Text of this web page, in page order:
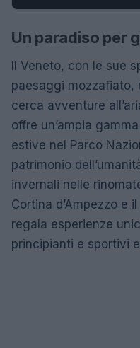
Un paradiso per
Il Veneto, con le sue
paesaggi mozzafiato,
cerca avventure
offre un’ampia
estive nel Parco
patrimonio
invernali nelle
Cortina d’Ampezzo e
regala esperienze
principianti e sportivi